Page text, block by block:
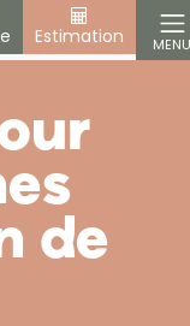
Estimation MENU
de